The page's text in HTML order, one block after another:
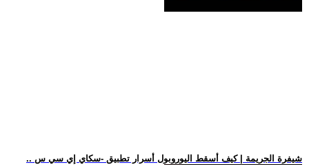
.. شيفرة الجريمة | كيف أسقط اليوروبول أسرار تطبيق -سكاي إي سي س